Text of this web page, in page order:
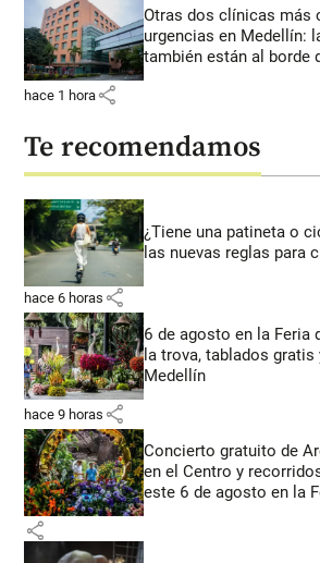
Otras dos clínicas más
urgencias en Medellín:
también están al borde
hace 1 hora share
Te recomendamos
¿Tiene una patineta o
las nuevas reglas para
hace 6 horas share
6 de agosto en la Feria
la trova, tablados
Medellín
hace 9 horas share
Concierto gratuito de
en el Centro y
este 6 de agosto en la
share